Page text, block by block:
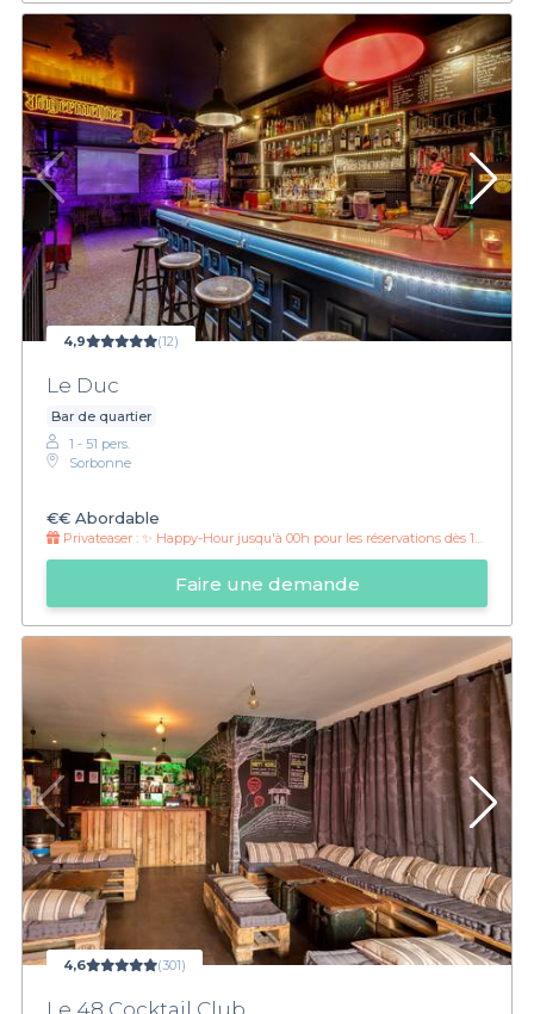
4,9 (12)
Le Duc
Bar de quartier
1 - 51 pers.
Sorbonne
€€ Abordable
Privateaser : ✨ Happy-Hour jusqu'à 00h pour les réservations dès 10 personnes 🎉
Faire une demande
4,6 (301)
Le 48 Cocktail Club